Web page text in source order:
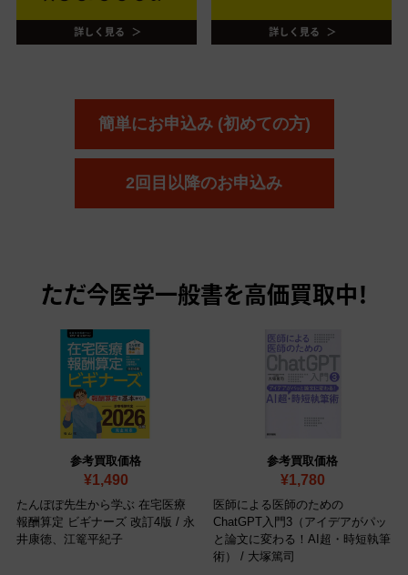
簡単にお申込み (初めての方)
2回目以降のお申込み
ただ今 医学一般書を高価買取中！
参考買取価格
¥1,490
たんぽぽ先生から学ぶ 在宅医療
報酬算定 ビギナーズ 改訂4版 / 永
井康徳、江篭平紀子
参考買取価格
¥1,780
医師による医師のための
ChatGPT入門3（アイデアがパッ
と論文に変わる！AI超・時短執筆
術） / 大塚篤司